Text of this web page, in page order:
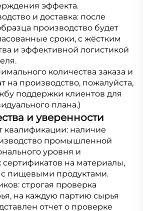
эффекта.
и доставка: после
производство будет
сроки, с жёстким
и эффективной логистикой
количества заказа и
на производство, пожалуйста,
поддержки клиентов для
плана.)
и уверенности
квалификации: наличие
промышленной
уровня и
сертификатов на материалы,
пищевыми продуктами.
строгая проверка
на каждую партию сырья
отчет о проверке